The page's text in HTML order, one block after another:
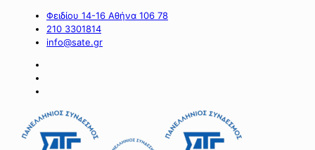
Φειδίου 14-16 Αθήνα 106 78
210 3301814
info@sate.gr